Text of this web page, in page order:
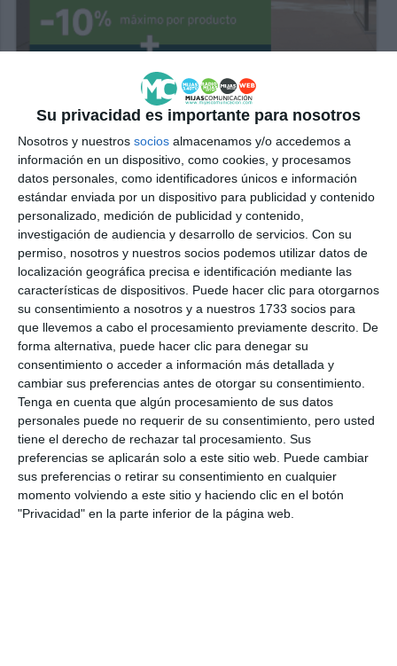
Su privacidad es importante para nosotros
Nosotros y nuestros socios almacenamos y/o accedemos a
información en un dispositivo, como cookies, y procesamos
datos personales, como identificadores únicos e información
estándar enviada por un dispositivo para publicidad y contenido
personalizado, medición de publicidad y contenido,
investigación de audiencia y desarrollo de servicios. Con su
permiso, nosotros y nuestros socios podemos utilizar datos de
localización geográfica precisa e identificación mediante las
características de dispositivos. Puede hacer clic para otorgarnos
su consentimiento a nosotros y a nuestros 1733 socios para
que llevemos a cabo el procesamiento previamente descrito. De
forma alternativa, puede hacer clic para denegar su
consentimiento o acceder a información más detallada y
cambiar sus preferencias antes de otorgar su consentimiento.
Tenga en cuenta que algún procesamiento de sus datos
personales puede no requerir de su consentimiento, pero usted
tiene el derecho de rechazar tal procesamiento. Sus
preferencias se aplicarán solo a este sitio web. Puede cambiar
sus preferencias o retirar su consentimiento en cualquier
momento volviendo a este sitio y haciendo clic en el botón
"Privacidad" en la parte inferior de la página web.